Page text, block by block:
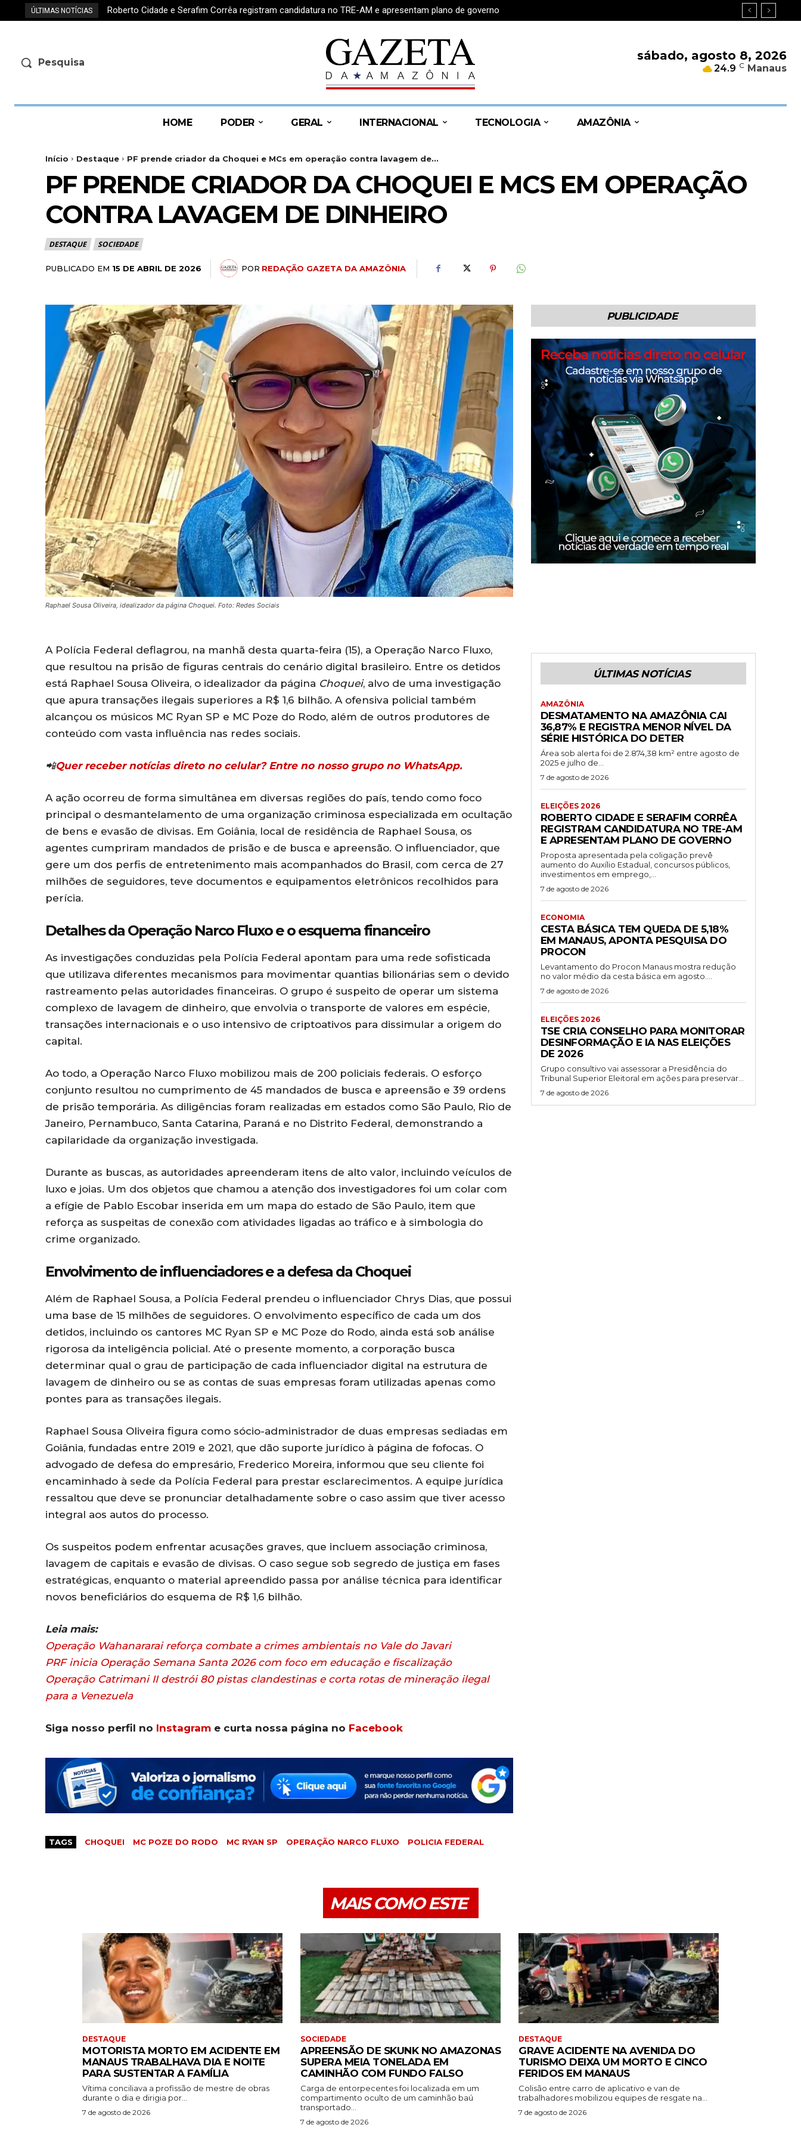
ÚLTIMAS NOTÍCIAS Roberto Cidade e Serafim Corrêa registram candidatura no TRE-AM e apresentam plano de governo
Pesquisa sábado, agosto 8, 2026
24.9 C Manaus
HOME PODER GERAL INTERNACIONAL TECNOLOGIA AMAZÔNIA
Início Destaque PF prende criador da Choquei e MCs em operação contra lavagem de...
PF PRENDE CRIADOR DA CHOQUEI E MCS EM OPERAÇÃO
CONTRA LAVAGEM DE DINHEIRO
DESTAQUE SOCIEDADE
PUBLICADO EM 15 DE ABRIL DE 2026 POR REDAÇÃO GAZETA DA AMAZÔNIA
Raphael Sousa Oliveira, idealizador da página Choquei. Foto: Redes Sociais
PUBLICIDADE
A Polícia Federal deflagrou, na manhã desta quarta-feira (15), a Operação Narco Fluxo,
que resultou na prisão de figuras centrais do cenário digital brasileiro. Entre os detidos
está Raphael Sousa Oliveira, o idealizador da página Choquei, alvo de uma investigação
que apura transações ilegais superiores a R$ 1,6 bilhão. A ofensiva policial também
alcançou os músicos MC Ryan SP e MC Poze do Rodo, além de outros produtores de
conteúdo com vasta influência nas redes sociais.
📲Quer receber notícias direto no celular? Entre no nosso grupo no WhatsApp.
A ação ocorreu de forma simultânea em diversas regiões do país, tendo como foco
principal o desmantelamento de uma organização criminosa especializada em ocultação
de bens e evasão de divisas. Em Goiânia, local de residência de Raphael Sousa, os
agentes cumpriram mandados de prisão e de busca e apreensão. O influenciador, que
gere um dos perfis de entretenimento mais acompanhados do Brasil, com cerca de 27
milhões de seguidores, teve documentos e equipamentos eletrônicos recolhidos para
perícia.
Detalhes da Operação Narco Fluxo e o esquema financeiro
As investigações conduzidas pela Polícia Federal apontam para uma rede sofisticada
que utilizava diferentes mecanismos para movimentar quantias bilionárias sem o devido
rastreamento pelas autoridades financeiras. O grupo é suspeito de operar um sistema
complexo de lavagem de dinheiro, que envolvia o transporte de valores em espécie,
transações internacionais e o uso intensivo de criptoativos para dissimular a origem do
capital.
Ao todo, a Operação Narco Fluxo mobilizou mais de 200 policiais federais. O esforço
conjunto resultou no cumprimento de 45 mandados de busca e apreensão e 39 ordens
de prisão temporária. As diligências foram realizadas em estados como São Paulo, Rio de
Janeiro, Pernambuco, Santa Catarina, Paraná e no Distrito Federal, demonstrando a
capilaridade da organização investigada.
Durante as buscas, as autoridades apreenderam itens de alto valor, incluindo veículos de
luxo e joias. Um dos objetos que chamou a atenção dos investigadores foi um colar com
a efígie de Pablo Escobar inserida em um mapa do estado de São Paulo, item que
reforça as suspeitas de conexão com atividades ligadas ao tráfico e à simbologia do
crime organizado.
Envolvimento de influenciadores e a defesa da Choquei
Além de Raphael Sousa, a Polícia Federal prendeu o influenciador Chrys Dias, que possui
uma base de 15 milhões de seguidores. O envolvimento específico de cada um dos
detidos, incluindo os cantores MC Ryan SP e MC Poze do Rodo, ainda está sob análise
rigorosa da inteligência policial. Até o presente momento, a corporação busca
determinar qual o grau de participação de cada influenciador digital na estrutura de
lavagem de dinheiro ou se as contas de suas empresas foram utilizadas apenas como
pontes para as transações ilegais.
Raphael Sousa Oliveira figura como sócio-administrador de duas empresas sediadas em
Goiânia, fundadas entre 2019 e 2021, que dão suporte jurídico à página de fofocas. O
advogado de defesa do empresário, Frederico Moreira, informou que seu cliente foi
encaminhado à sede da Polícia Federal para prestar esclarecimentos. A equipe jurídica
ressaltou que deve se pronunciar detalhadamente sobre o caso assim que tiver acesso
integral aos autos do processo.
Os suspeitos podem enfrentar acusações graves, que incluem associação criminosa,
lavagem de capitais e evasão de divisas. O caso segue sob segredo de justiça em fases
estratégicas, enquanto o material apreendido passa por análise técnica para identificar
novos beneficiários do esquema de R$ 1,6 bilhão.
Leia mais:
Operação Wahanararai reforça combate a crimes ambientais no Vale do Javari
PRF inicia Operação Semana Santa 2026 com foco em educação e fiscalização
Operação Catrimani II destrói 80 pistas clandestinas e corta rotas de mineração ilegal
para a Venezuela
Siga nosso perfil no Instagram e curta nossa página no Facebook
TAGS CHOQUEI MC POZE DO RODO MC RYAN SP OPERAÇÃO NARCO FLUXO POLICIA FEDERAL
ÚLTIMAS NOTÍCIAS
AMAZÔNIA
DESMATAMENTO NA AMAZÔNIA CAI
36,87% E REGISTRA MENOR NÍVEL DA
SÉRIE HISTÓRICA DO DETER
Área sob alerta foi de 2.874,38 km² entre agosto de
2025 e julho de...
7 de agosto de 2026
ELEIÇÕES 2026
ROBERTO CIDADE E SERAFIM CORRÊA
REGISTRAM CANDIDATURA NO TRE-AM
E APRESENTAM PLANO DE GOVERNO
Proposta apresentada pela coligação prevê
aumento do Auxílio Estadual, concursos públicos,
investimentos em emprego,...
7 de agosto de 2026
ECONOMIA
CESTA BÁSICA TEM QUEDA DE 5,18%
EM MANAUS, APONTA PESQUISA DO
PROCON
Levantamento do Procon Manaus mostra redução
no valor médio da cesta básica em agosto....
7 de agosto de 2026
ELEIÇÕES 2026
TSE CRIA CONSELHO PARA MONITORAR
DESINFORMAÇÃO E IA NAS ELEIÇÕES
DE 2026
Grupo consultivo vai assessorar a Presidência do
Tribunal Superior Eleitoral em ações para preservar...
7 de agosto de 2026
MAIS COMO ESTE
DESTAQUE
MOTORISTA MORTO EM ACIDENTE EM
MANAUS TRABALHAVA DIA E NOITE
PARA SUSTENTAR A FAMÍLIA
Vítima conciliava a profissão de mestre de obras
durante o dia e dirigia por...
7 de agosto de 2026
SOCIEDADE
APREENSÃO DE SKUNK NO AMAZONAS
SUPERA MEIA TONELADA EM
CAMINHÃO COM FUNDO FALSO
Carga de entorpecentes foi localizada em um
compartimento oculto de um caminhão baú
transportado...
7 de agosto de 2026
DESTAQUE
GRAVE ACIDENTE NA AVENIDA DO
TURISMO DEIXA UM MORTO E CINCO
FERIDOS EM MANAUS
Colisão entre carro de aplicativo e van de
trabalhadores mobilizou equipes de resgate na...
7 de agosto de 2026